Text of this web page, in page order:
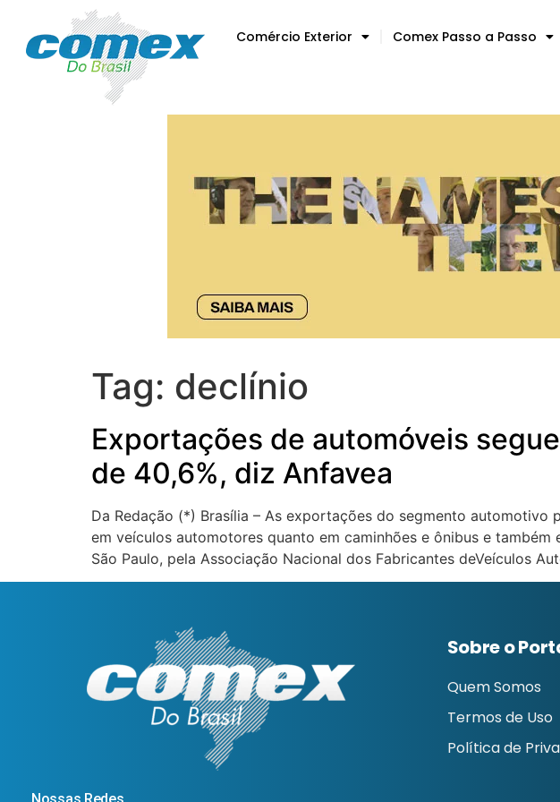
Comércio Exterior Comex Passo a Passo
Tag: declínio
Exportações de automóveis
de 40,6%, diz Anfavea
Da Redação (*) Brasília – As exportações do segmento
em veículos automotores quanto em caminhões e ônibus e
São Paulo, pela Associação Nacional dos Fabricantes deVeículos
Sobre o
Quem Somos
Termos de Uso
Política de